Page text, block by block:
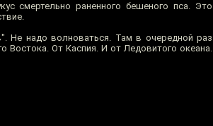
смертельно раненного бешеного пса. Это
Не надо волноваться. Там в очередной раз
Востока. От Каспия. И от Ледовитого океана.